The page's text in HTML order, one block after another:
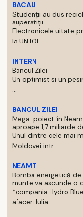
BACAU
Studenții au dus
superstiții
Electronicele uitate
la UNTOL ...
INTERN
Bancul Zilei
Un optimist si un
...
BANCUL ZILEI
Mega-poiect în
aproape 1,7 miliarde
Unul dintre cele mai
Moldovei intr ...
NEAMT
Bomba energetică de
munte va ascunde o
*compania Hydro
afaceri Iulia ...